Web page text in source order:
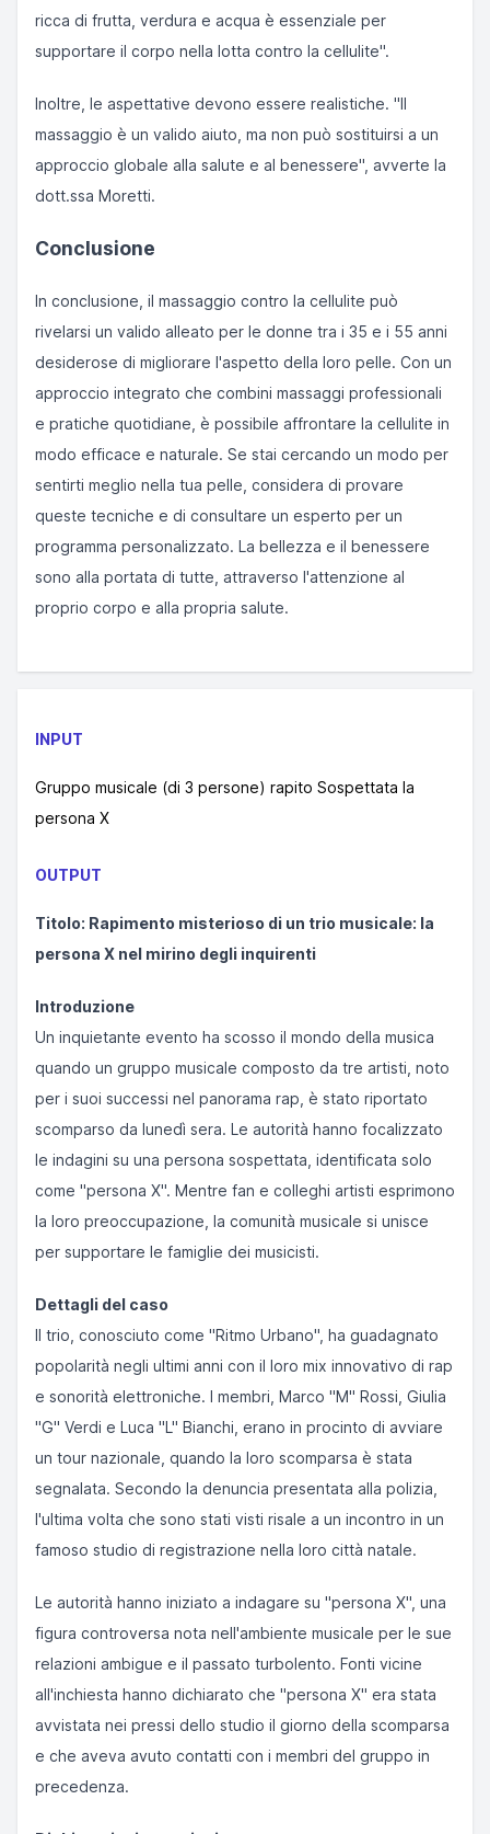
ricca di frutta, verdura e acqua è essenziale per
supportare il corpo nella lotta contro la cellulite".
Inoltre, le aspettative devono essere realistiche. "Il
massaggio è un valido aiuto, ma non può sostituirsi a un
approccio globale alla salute e al benessere", avverte la
dott.ssa Moretti.
Conclusione
In conclusione, il massaggio contro la cellulite può
rivelarsi un valido alleato per le donne tra i 35 e i 55 anni
desiderose di migliorare l'aspetto della loro pelle. Con un
approccio integrato che combini massaggi professionali
e pratiche quotidiane, è possibile affrontare la cellulite in
modo efficace e naturale. Se stai cercando un modo per
sentirti meglio nella tua pelle, considera di provare
queste tecniche e di consultare un esperto per un
programma personalizzato. La bellezza e il benessere
sono alla portata di tutte, attraverso l'attenzione al
proprio corpo e alla propria salute.
INPUT
Gruppo musicale (di 3 persone) rapito Sospettata la
persona X
OUTPUT
Titolo: Rapimento misterioso di un trio musicale: la
persona X nel mirino degli inquirenti
Introduzione
Un inquietante evento ha scosso il mondo della musica
quando un gruppo musicale composto da tre artisti, noto
per i suoi successi nel panorama rap, è stato riportato
scomparso da lunedì sera. Le autorità hanno focalizzato
le indagini su una persona sospettata, identificata solo
come "persona X". Mentre fan e colleghi artisti esprimono
la loro preoccupazione, la comunità musicale si unisce
per supportare le famiglie dei musicisti.
Dettagli del caso
Il trio, conosciuto come "Ritmo Urbano", ha guadagnato
popolarità negli ultimi anni con il loro mix innovativo di rap
e sonorità elettroniche. I membri, Marco "M" Rossi, Giulia
"G" Verdi e Luca "L" Bianchi, erano in procinto di avviare
un tour nazionale, quando la loro scomparsa è stata
segnalata. Secondo la denuncia presentata alla polizia,
l'ultima volta che sono stati visti risale a un incontro in un
famoso studio di registrazione nella loro città natale.
Le autorità hanno iniziato a indagare su "persona X", una
figura controversa nota nell'ambiente musicale per le sue
relazioni ambigue e il passato turbolento. Fonti vicine
all'inchiesta hanno dichiarato che "persona X" era stata
avvistata nei pressi dello studio il giorno della scomparsa
e che aveva avuto contatti con i membri del gruppo in
precedenza.